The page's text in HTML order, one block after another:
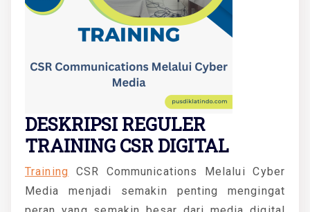
DESKRIPSI REGULER
TRAINING CSR DIGITAL
Training CSR Communications Melalui Cyber
Media menjadi semakin penting mengingat